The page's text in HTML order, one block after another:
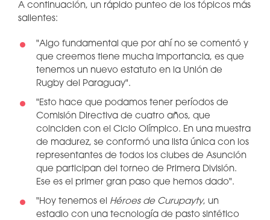
A continuación, un rápido punteo de los tópicos más
salientes:
"Algo fundamental que por ahí no se comentó y
que creemos tiene mucha importancia, es que
tenemos un nuevo estatuto en la Unión de
Rugby del Paraguay".
"Esto hace que podamos tener períodos de
Comisión Directiva de cuatro años, que
coinciden con el Ciclo Olímpico. En una muestra
de madurez, se conformó una lista única con los
representantes de todos los clubes de Asunción
que participan del torneo de Primera División.
Ese es el primer gran paso que hemos dado".
"Hoy tenemos el Héroes de Curupayty, un
estadio con una tecnología de pasto sintético